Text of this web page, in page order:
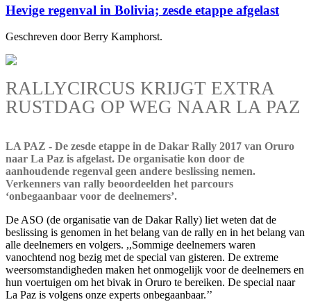
Hevige regenval in Bolivia; zesde etappe afgelast
Geschreven door Berry Kamphorst.
RALLYCIRCUS KRIJGT EXTRA
RUSTDAG OP WEG NAAR LA PAZ
LA PAZ - De zesde etappe in de Dakar Rally 2017 van Oruro
naar La Paz is afgelast. De organisatie kon door de
aanhoudende regenval geen andere beslissing nemen.
Verkenners van rally beoordeelden het parcours
‘onbegaanbaar voor de deelnemers’.
De ASO (de organisatie van de Dakar Rally) liet weten dat de
beslissing is genomen in het belang van de rally en in het belang van
alle deelnemers en volgers. ,,Sommige deelnemers waren
vanochtend nog bezig met de special van gisteren. De extreme
weersomstandigheden maken het onmogelijk voor de deelnemers en
hun voertuigen om het bivak in Oruro te bereiken. De special naar
La Paz is volgens onze experts onbegaanbaar.’’